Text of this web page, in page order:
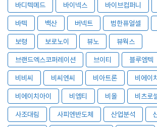
바디텍메드 바이넥스 바이브컴퍼니
바텍 백산 버넥트 범한퓨얼셀
보령 보로노이 뷰노 뷰웍스
브랜드엑스코퍼레이션 브이티 블루엠텍
비비씨 비씨엔씨 비아트론 비에이치
비에이치아이 비엠티 비올 비츠로
사조대림 사피엔반도체 산업분석